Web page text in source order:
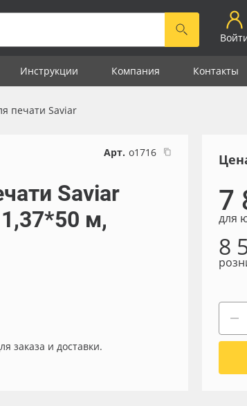
Инструкции Компания Контакты
печати Saviar
Арт. о1716
Saviar
м,
заказа и доставки.
7
для
8